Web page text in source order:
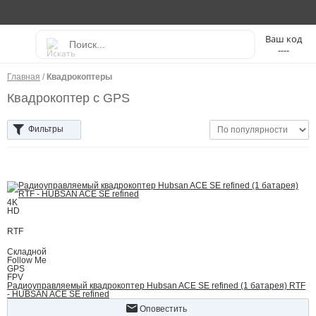
----
Главная / Квадрокоптеры
Квадрокоптер с GPS
Фильтры
4K
HD
RTF
Складной
Follow Me
GPS
FPV
Радиоуправляемый квадрокоптер Hubsan ACE SE refined (1 батарея) RTF
- HUBSAN ACE SE refined
Оповестить